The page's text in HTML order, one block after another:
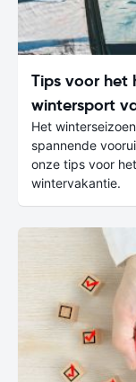
Tips voor het
wintersport
Het
spannende
onze tips voor
wintervakantie.